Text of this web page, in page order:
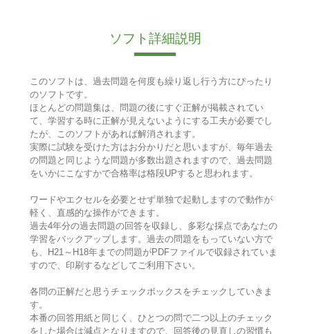
ソフト詳細説明
このソフトは、過去問題を何度も繰り返し行う方にぴったり
のソフトです。
ほとんどの問題集は、問題の後にすぐ正解が掲載されてい
て、学習する時に正解が見えないようにする工夫が必要でし
たが、このソフトがあれば解消されます。
実際に試験を受けた方はお分かりだと思いますが、毎年過去
の問題と同じような問題が多数出題されますので、過去問題
をいかにこなすかで合格率は格段UPすると思われます。
ワードやエクセルを必要とせず単独で起動しますので動作が
軽く、直感的な操作ができます。
過去4年分の過去問題の回答を収録し、多彩な採点であなたの
学習をバックアップします。過去の問題をもっていない方で
も、H21～H18年までの問題がPDFファイルで収録されていま
すので、印刷するなどしてご利用下さい。
各問の正解だと思うチェックボックスをチェックしていきま
す。
本番の回答用紙と同じく、ひとつの問で二つ以上のチェック
をした場合は減点となりますので、回答後の見直しの習慣も